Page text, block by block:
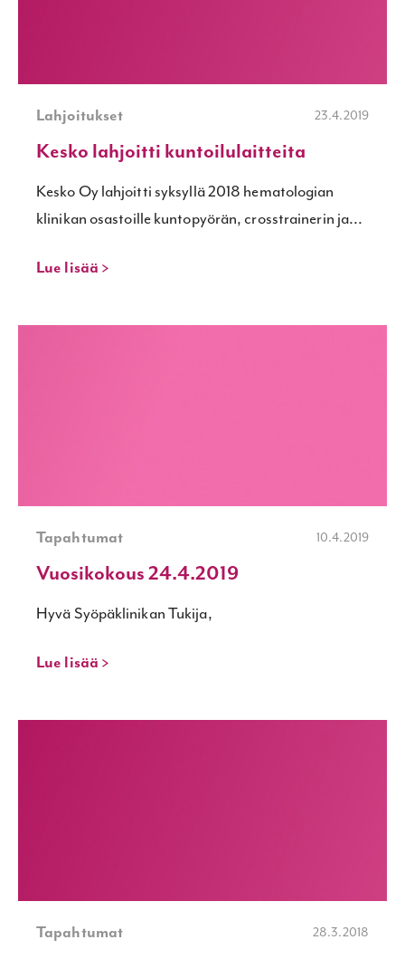
Lahjoitukset 23.4.2019
Kesko lahjoitti kuntoilulaitteita
Kesko Oy lahjoitti syksyllä 2018 hematologian
klinikan osastoille kuntopyörän, crosstrainerin ja...
Lue lisää >
Tapahtumat 10.4.2019
Vuosikokous 24.4.2019
Hyvä Syöpäklinikan Tukija,
Lue lisää >
Tapahtumat 28.3.2018